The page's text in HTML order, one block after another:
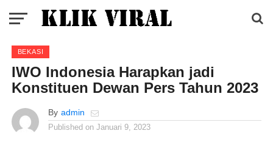
BEKASI
IWO Indonesia Harapkan jadi
Konstituen Dewan Pers Tahun 2023
By admin
Published on Januari 9, 2023